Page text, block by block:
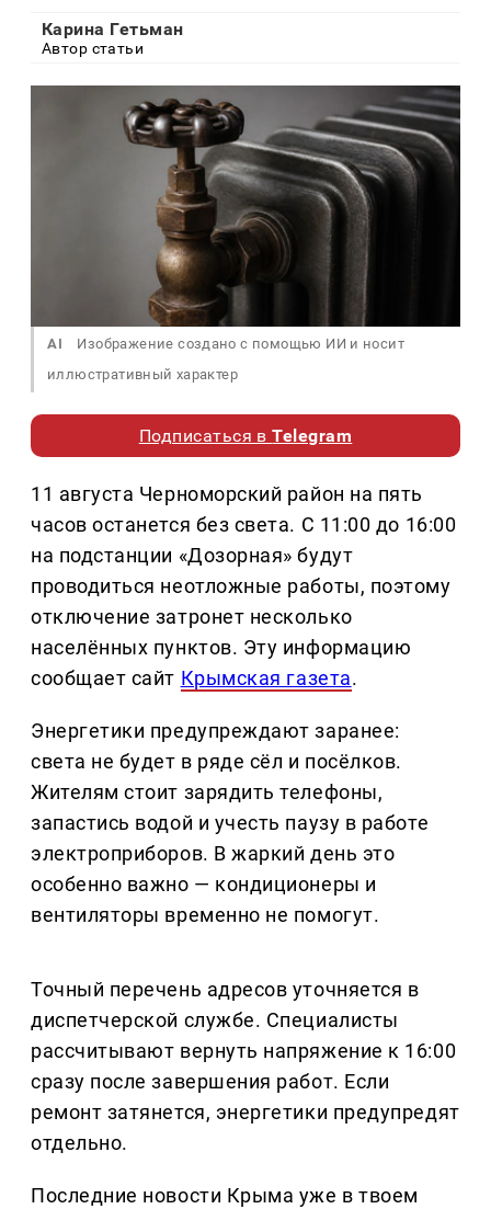
Карина Гетьман
Автор статьи
AI
Изображение создано с помощью ИИ и носит
иллюстративный характер
Подписаться вTelegram
11 августа Черноморский район на пять
часов останется без света. С 11:00 до 16:00
на подстанции «Дозорная» будут
проводиться неотложные работы, поэтому
отключение затронет несколько
населённых пунктов. Эту информацию
сообщает сайт Крымская газета.
Энергетики предупреждают заранее:
света не будет в ряде сёл и посёлков.
Жителям стоит зарядить телефоны,
запастись водой и учесть паузу в работе
электроприборов. В жаркий день это
особенно важно — кондиционеры и
вентиляторы временно не помогут.
Точный перечень адресов уточняется в
диспетчерской службе. Специалисты
рассчитывают вернуть напряжение к 16:00
сразу после завершения работ. Если
ремонт затянется, энергетики предупредят
отдельно.
Последние новости Крыма уже в твоем